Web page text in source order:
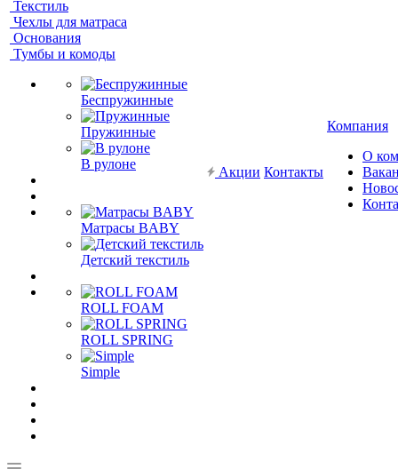
Текстиль
Чехлы для матраса
Основания
Тумбы и комоды
Беспружинные
Пружинные
В рулоне
Матрасы BABY
Детский текстиль
ROLL FOAM
ROLL SPRING
Simple
Акции Контакты
Компания
О